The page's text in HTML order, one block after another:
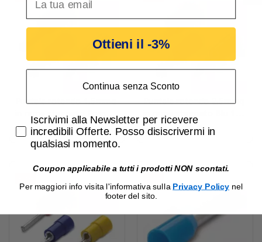
Puntale rotondo 1,5mmq
in rame stagnato Rosso
100 pezzi BMM 00150
6,71 € 6,51 €
Puntale rotondo 2,5mmq
in rame stagnato Blu 100
pezzi BMM 00250
7,00 € 6,79 €
Ottieni il -3%
Continua senza Sconto
Accetta di ricevere email promozionali
Iscrivimi alla Newsletter per ricevere
incredibili Offerte. Posso disiscrivermi in
qualsiasi momento.
Coupon applicabile a tutti i prodotti NON scontati.
Per maggiori info visita l'informativa sulla Privacy Policy nel
footer del sito.